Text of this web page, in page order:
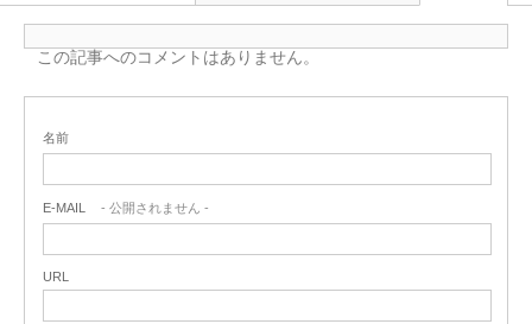
この記事へのコメントはありません。
名前
E-MAIL - 公開されません -
URL